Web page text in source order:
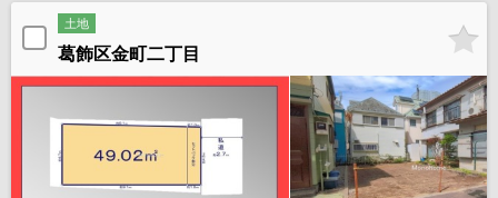
土地
葛飾区金町二丁目